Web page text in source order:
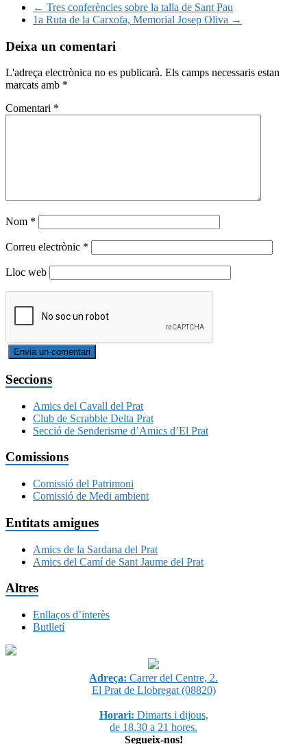
← Tres conferències sobre la talla de Sant Pau
1a Ruta de la Carxofa, Memorial Josep Oliva →
Deixa un comentari
L'adreça electrònica no es publicarà. Els camps necessaris estan
marcats amb *
Comentari *
Nom *
Correu electrònic *
Lloc web
Seccions
Amics del Cavall del Prat
Club de Scrabble Delta Prat
Secció de Senderisme d’Amics d’El Prat
Comissions
Comissió del Patrimoni
Comissió de Medi ambient
Entitats amigues
Amics de la Sardana del Prat
Amics del Camí de Sant Jaume del Prat
Altres
Enllaços d’interès
Butlletí
Adreça: Carrer del Centre, 2.
El Prat de Llobregat (08820)
Horari: Dimarts i dijous,
de 18.30 a 21 hores.
Segueix-nos!